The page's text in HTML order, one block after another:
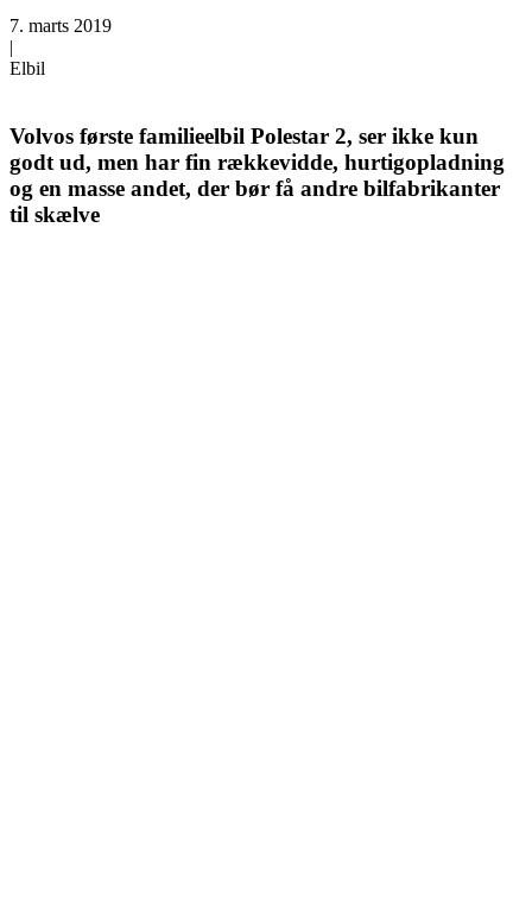
7. marts 2019
|
Elbil
Volvos første familieelbil Polestar 2, ser ikke kun
godt ud, men har fin rækkevidde, hurtigopladning
og en masse andet, der bør få andre bilfabrikanter
til skælve